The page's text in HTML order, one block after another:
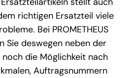
richtigen Ersatzteil viele
Bei PROMETHEUS
Sie deswegen neben der
die Möglichkeit nach
Auftragsnummern